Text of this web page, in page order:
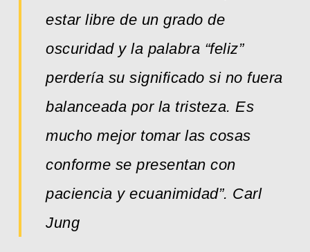
estar libre de un grado de
oscuridad y la palabra “feliz”
perdería su significado si no fuera
balanceada por la tristeza. Es
mucho mejor tomar las cosas
conforme se presentan con
paciencia y ecuanimidad”. Carl
Jung